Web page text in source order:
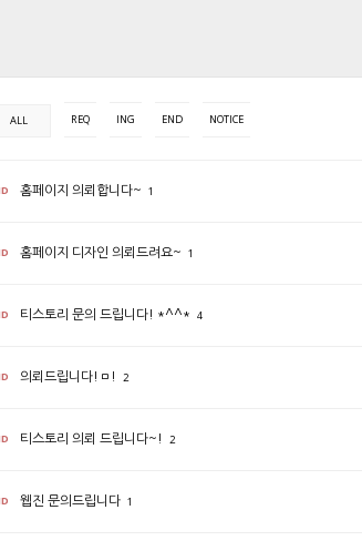
ALL REQ ING END NOTICE
홈페이지 의뢰합니다~ 1
홈페이지 디자인 의뢰드려요~ 1
티스토리 문의 드립니다! *^^* 4
의뢰드립니다!ㅁ! 2
티스토리 의뢰 드립니다~! 2
웹진 문의드립니다 1